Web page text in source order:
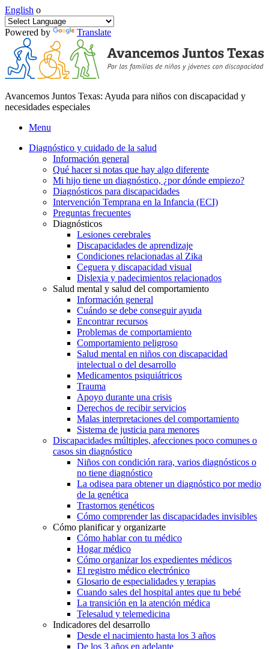
English o
Powered by Translate
Avancemos Juntos Texas: Ayuda para niños con discapacidad y
necesidades especiales
Menu
Diagnóstico y cuidado de la salud
Información general
Qué hacer si notas que hay algo diferente
Mi hijo tiene un diagnóstico, ¿por dónde empiezo?
Diagnósticos para discapacidades
Intervención Temprana en la Infancia (ECI)
Preguntas frecuentes
Diagnósticos
Lesiones cerebrales
Discapacidades de aprendizaje
Condiciones relacionadas al Zika
Ceguera y discapacidad visual
Dislexia y padecimientos relacionados
Salud mental y salud del comportamiento
Información general
Cuándo se debe conseguir ayuda
Encontrar recursos
Problemas de comportamiento
Comportamiento peligroso
Salud mental en niños con discapacidad
intelectual o del desarrollo
Medicamentos psiquiátricos
Trauma
Apoyo durante una crisis
Derechos de recibir servicios
Malas interpretaciones del comportamiento
Sistema de justicia para menores
Discapacidades múltiples, afecciones poco comunes o
casos sin diagnóstico
Niños con condición rara, varios diagnósticos o
no tiene diagnóstico
La odisea para obtener un diagnóstico por medio
de la genética
Trastornos genéticos
Cómo comprender las discapacidades invisibles
Cómo planificar y organizarte
Cómo hablar con tu médico
Hogar médico
Cómo organizar los expedientes médicos
El registro médico electrónico
Glosario de especialidades y terapias
Cuando sales del hospital antes que tu bebé
La transición en la atención médica
Telesalud y telemedicina
Indicadores del desarrollo
Desde el nacimiento hasta los 3 años
De los 3 años en adelante